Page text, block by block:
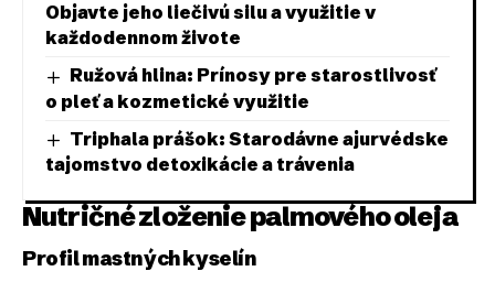
Objavte jeho liečivú silu a využitie v
každodennom živote
Ružová hlina: Prínosy pre starostlivosť
o pleť a kozmetické využitie
Triphala prášok: Starodávne ajurvédske
tajomstvo detoxikácie a trávenia
Nutričné zloženie palmového oleja
Profil mastných kyselín